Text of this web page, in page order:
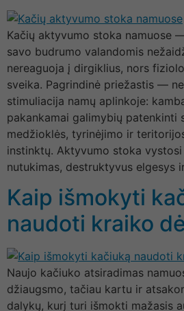
Kačių aktyvumo stoka namuose
savo budrumo valandomis
nereaguoja į dirgiklius, nors
sveika. Pagrindinė priežastis —
stimuliacija namų aplinkoje:
pakankamai galimybių patenkinti
medžioklės, tyrinėjimo ir
instinktų. Aktyvumo stoka
nutukimas, destruktyvus elgesys
Kaip išmokyti
naudoti kraiko
Naujo kačiuko atsiradimas
džiaugsmo, tačiau kartu ir
dalykų, kurį turi išmokti mažasis